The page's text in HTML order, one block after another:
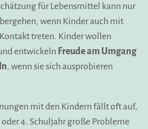
für Lebensmittel kann nur
wenn Kinder auch mit
treten. Kinder wollen
entwickeln Freude am Umgang
, wenn sie sich ausprobieren
mit den Kindern fällt oft auf,
oder 4. Schuljahr große Probleme